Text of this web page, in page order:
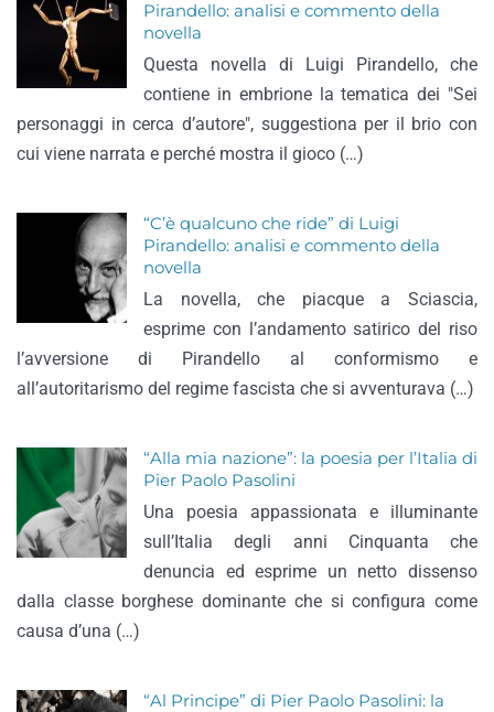
Pirandello: analisi e commento della
novella
Questa novella di Luigi Pirandello, che
contiene in embrione la tematica dei "Sei
personaggi in cerca d’autore", suggestiona per il brio con
cui viene narrata e perché mostra il gioco (…)
“C’è qualcuno che ride” di Luigi
Pirandello: analisi e commento della
novella
La novella, che piacque a Sciascia,
esprime con l’andamento satirico del riso
l’avversione di Pirandello al conformismo e
all’autoritarismo del regime fascista che si avventurava (…)
“Alla mia nazione”: la poesia per l’Italia di
Pier Paolo Pasolini
Una poesia appassionata e illuminante
sull’Italia degli anni Cinquanta che
denuncia ed esprime un netto dissenso
dalla classe borghese dominante che si configura come
causa d’una (…)
“Al Principe” di Pier Paolo Pasolini: la